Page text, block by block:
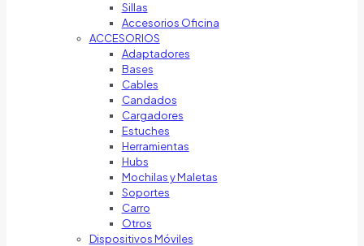
Sillas
Accesorios Oficina
ACCESORIOS
Adaptadores
Bases
Cables
Candados
Cargadores
Estuches
Herramientas
Hubs
Mochilas y Maletas
Soportes
Carro
Otros
Dispositivos Móviles